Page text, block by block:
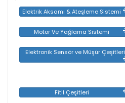
Elektrik Aksamı & Ateşleme Sistemi
Motor Ve Yağlama Sistemi
Elektronik Sensör ve Müşür Çeşitleri
Fitil Çeşitleri